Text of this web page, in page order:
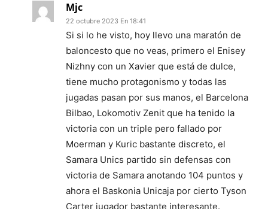
Mjc
22 octubre 2023 En 18:41
Si si lo he visto, hoy llevo una maratón de
baloncesto que no veas, primero el Enisey
Nizhny con un Xavier que está de dulce,
tiene mucho protagonismo y todas las
jugadas pasan por sus manos, el Barcelona
Bilbao, Lokomotiv Zenit que ha tenido la
victoria con un triple pero fallado por
Moerman y Kuric bastante discreto, el
Samara Unics partido sin defensas con
victoria de Samara anotando 104 puntos y
ahora el Baskonia Unicaja por cierto Tyson
Carter jugador bastante interesante.